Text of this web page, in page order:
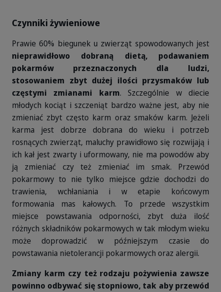
Czynniki żywieniowe
Prawie 60% biegunek u zwierząt spowodowanych jest
nieprawidłowo dobraną dietą, podawaniem
pokarmów przeznaczonych dla ludzi,
stosowaniem zbyt dużej ilości przysmaków lub
częstymi zmianami karm. Szczególnie w diecie
młodych kociąt i szczeniąt bardzo ważne jest, aby nie
zmieniać zbyt często karm oraz smaków karm. Jeżeli
karma jest dobrze dobrana do wieku i potrzeb
rosnących zwierząt, maluchy prawidłowo się rozwijają i
ich kał jest zwarty i uformowany, nie ma powodów aby
ją zmieniać czy też zmieniać im smak. Przewód
pokarmowy to nie tylko miejsce gdzie dochodzi do
trawienia, wchłaniania i w etapie końcowym
formowania mas kałowych.
To przede wszystkim
miejsce powstawania odporności, zbyt duża ilość
różnych składników pokarmowych w tak młodym wieku
może doprowadzić w późniejszym czasie do
powstawania nietolerancji pokarmowych oraz alergii.
Zmiany karm czy też rodzaju pożywienia zawsze
powinno odbywać się stopniowo, tak aby przewód